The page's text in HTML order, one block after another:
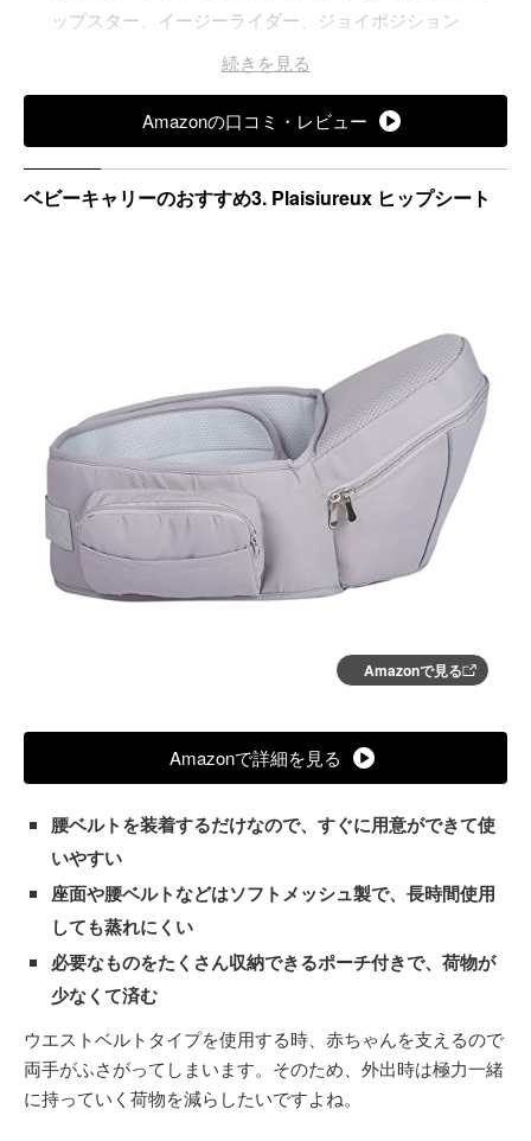
ップスター、イージーライダー、ジョイポジション
対象年齢：6か月～24か月
素材：メッシュ仕様
洗濯可能：〇
続きを見る
Amazonの口コミ・レビュー
ベビーキャリーのおすすめ3. Plaisiureux ヒップシート
Amazonで見る
Amazonで詳細を見る
腰ベルトを装着するだけなので、すぐに用意ができて使
いやすい
座面や腰ベルトなどはソフトメッシュ製で、長時間使用
しても蒸れにくい
必要なものをたくさん収納できるポーチ付きで、荷物が
少なくて済む
ウエストベルトタイプを使用する時、赤ちゃんを支えるので
両手がふさがってしまいます。そのため、外出時は極力一緒
に持っていく荷物を減らしたいですよね。